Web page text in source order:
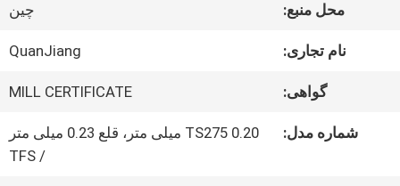
محل منبع: چین
نام تجاری: QuanJiang
گواهی: MILL CERTIFICATE
شماره مدل:
TS275 0.20 میلی متر، قلع 0.23 میلی متر
/ TFS